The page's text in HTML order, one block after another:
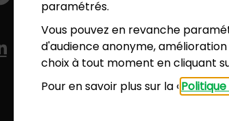
paramétrés.
Vous pouvez en revanche
d'audience anonyme,
choix à tout moment en cliquant
Pour en savoir plus sur la «
01 42 31 60 00
8, résidence du Port
01 45 47 62 00